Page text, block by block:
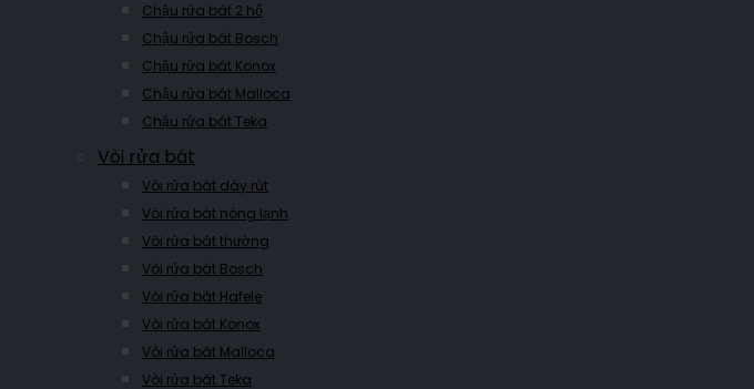
Chậu rửa bát 2 hố
Chậu rửa bát Bosch
Chậu rửa bát Konox
Chậu rửa bát Malloca
Chậu rửa bát Teka
Vòi rửa bát
Vòi rửa bát dây rút
Vòi rửa bát nóng lạnh
Vòi rửa bát thường
Vòi rửa bát Bosch
Vòi rửa bát Hafele
Vòi rửa bát Konox
Vòi rửa bát Malloca
Vòi rửa bát Teka